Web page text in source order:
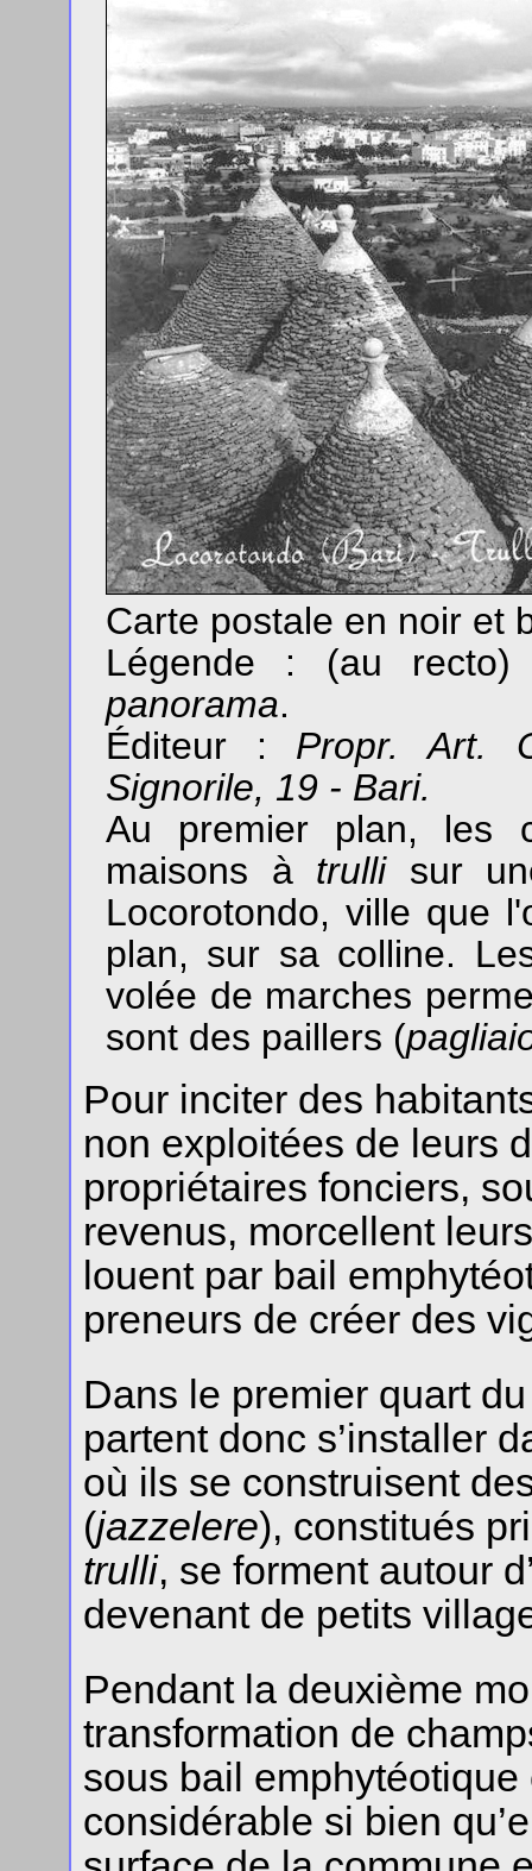
Carte postale en noir et
Légende : (au
panorama.
Éditeur : Propr. Art.
Signorile, 19 - Bari.
Au premier plan, les
maisons à trullisur
Locorotondo, ville que
plan, sur sa colline.
volée de marches
sont des paillers (
Pour inciter des
non exploitées de leurs
propriétaires fonciers,
revenus, morcellent
louent par bail
preneurs de créer des
Dans le premier quart
partent donc s’installer
où ils se construisent
(jazzelere), constitués
trulli, se forment autour
devenant de petits
Pendant la deuxième
transformation de
sous bail
considérable si bien